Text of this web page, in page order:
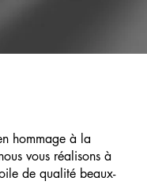
hommage à la
vous réalisons à
de qualité beaux-